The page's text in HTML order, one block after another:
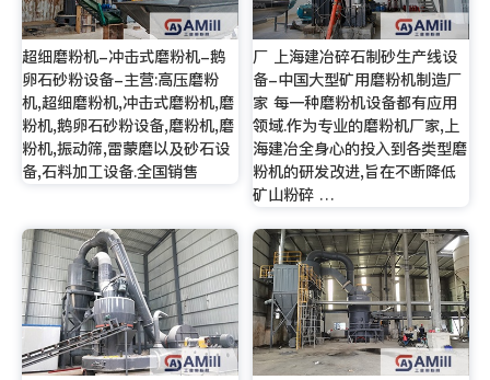
超细磨粉机-冲击式磨粉机-鹅
卵石砂粉设备-主营:高压磨粉
机,超细磨粉机,冲击式磨粉机,磨
粉机,鹅卵石砂粉设备,磨粉机,磨
粉机,振动筛,雷蒙磨以及砂石设
备,石料加工设备.全国销售
厂 上海建冶碎石制砂生产线设
备-中国大型矿用磨粉机制造厂
家 每一种磨粉机设备都有应用
领域.作为专业的磨粉机厂家,上
海建冶全身心的投入到各类型磨
粉机的研发改进,旨在不断降低
矿山粉碎 …